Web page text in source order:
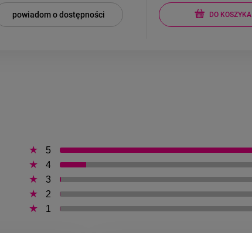
powiadom o dostępności DO KOSZYKA
5
4
3
2
1